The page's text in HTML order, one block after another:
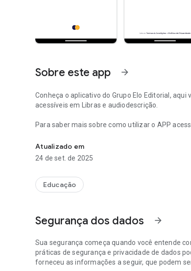
Sobre este app arrow_forward
Conheça o aplicativo do Grupo Elo Editorial,
acessíveis em Libras e audiodescrição.
Para saber mais sobre como utilizar o APP
Atualizado em
24 de set. de 2025
Educação
Segurança dos dados arrow_forward
Sua segurança começa quando você entende
práticas de segurança e privacidade de dados
forneceu as informações a seguir, que podem